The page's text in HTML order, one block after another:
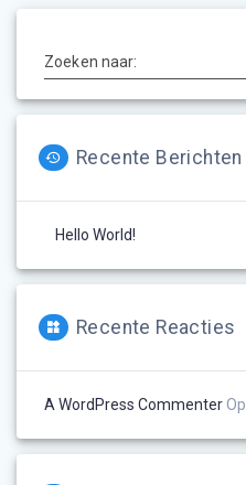
Zoeken naar:
Recente Berichten
Hello World!
Recente Reacties
A WordPress CommenterOp